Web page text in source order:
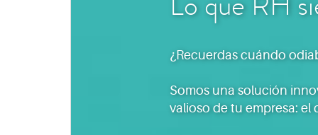
¿Recuerdas cuándo
Somos una solución
valioso de tu empresa: el